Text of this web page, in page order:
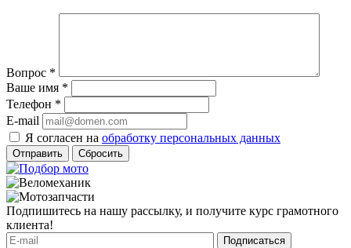
Вопрос *
Ваше имя *
Телефон *
E-mail
Я согласен на обработку персональных данных
Сбросить
Подпишитесь на нашу рассылку, и получите курс грамотного
клиента!